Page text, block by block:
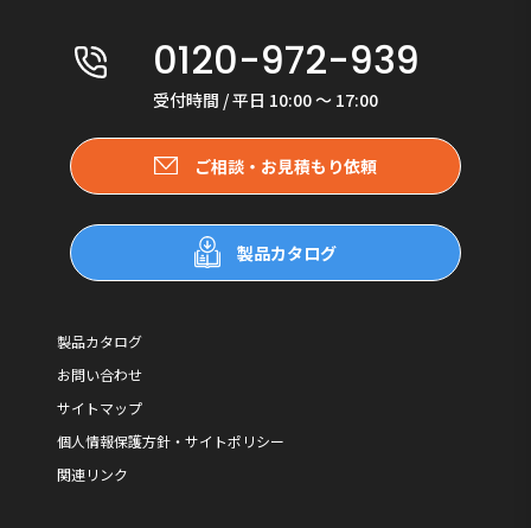
0120-972-939
受付時間 / 平日 10:00 〜 17:00
ご相談・お見積もり依頼
製品カタログ
製品カタログ
お問い合わせ
サイトマップ
個人情報保護方針・サイトポリシー
関連リンク